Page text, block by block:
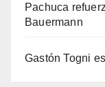
Pachuca
Bauermann
Gastón Togni